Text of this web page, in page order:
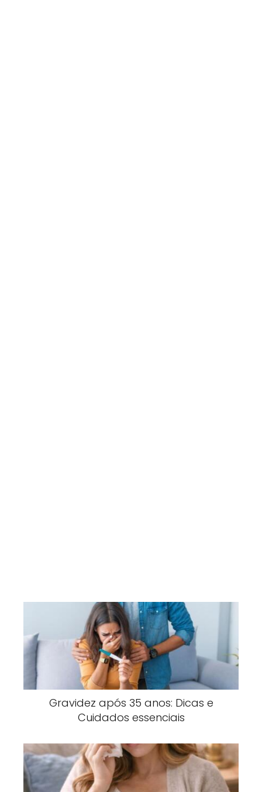
Gravidez após 35 anos: Dicas e
Cuidados essenciais